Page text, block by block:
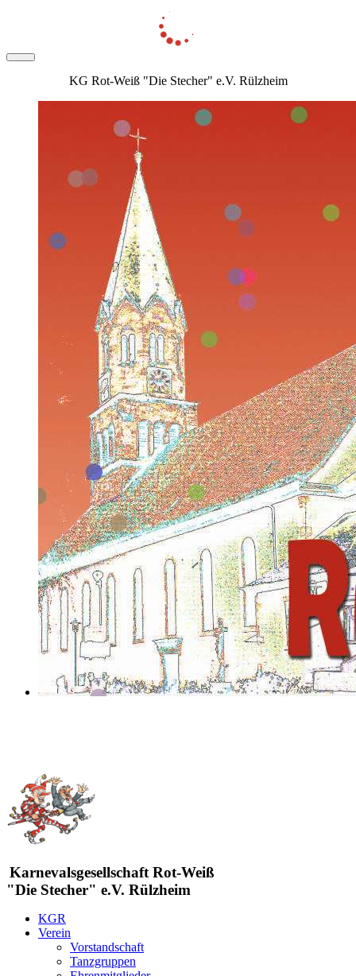
KG Rot-Weiß "Die Stecher" e.V. Rülzheim
Karnevalsgesellschaft Rot-Weiß
"Die Stecher" e.V. Rülzheim
KGR
Verein
Vorstandschaft
Tanzgruppen